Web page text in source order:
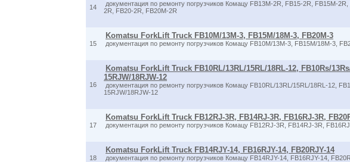
14
документация по ремонту погрузчиков Комацу FB13M-2R, FB15-2R, FB15M-
2R, FB20-2R, FB20M-2R
15
Komatsu ForkLift Truck FB10M/13M-3, FB15M/18M-3, FB20M-3
документация по ремонту погрузчиков Комацу FB10M/13M-3, FB15M/18M-3,
16
Komatsu ForkLift Truck FB10RL/13RL/15RL/18RL-12, FB10Rs/
15RJW/18RJW-12
документация по ремонту погрузчиков Комацу FB10RL/13RL/15RL/18RL-12,
15RJW/18RJW-12
17
Komatsu ForkLift Truck FB12RJ-3R, FB14RJ-3R, FB16RJ-3R,
документация по ремонту погрузчиков Комацу FB12RJ-3R, FB14RJ-3R,
18
Komatsu ForkLift Truck FB14RJY-14, FB16RJY-14, FB20RJY-14
документация по ремонту погрузчиков Комацу FB14RJY-14, FB16RJY-14,